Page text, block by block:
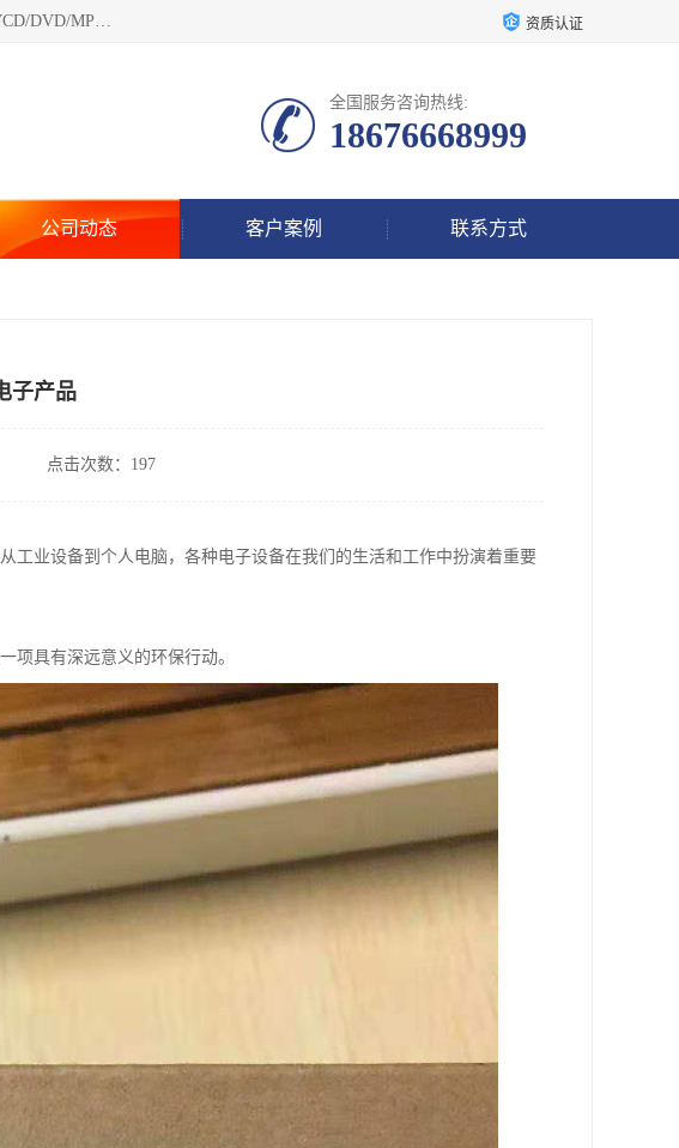
长期现金收购以下直插DIP,贴片SMD元器件:集成电路、二三极管、稳压管、 电解电容电阻电感、钽电容,可控硅、VCD/DVD/MP3激光头、红外发射接收、行管、 BGA芯片,霍尔元件、发光管、晶振,继电器,舌簧管舌簧继电器等各种电子元器件 , 量大量小不限!QQ9 联系电话谢先生 E-mail 资质认证
全国服务咨询热线:
18676668999
公司动态 客户案例 联系方式
子产品
点击次数：197
工业设备到个人电脑，各种电子设备在我们的生活和工作中扮演着重要
项具有深远意义的环保行动。